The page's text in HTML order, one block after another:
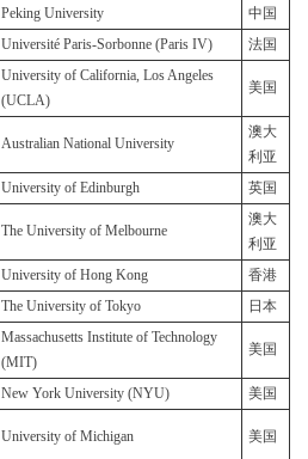
Peking University
中国
Université Paris-Sorbonne (Paris IV) 法国
University of California, Los Angeles
(UCLA)
美国
Australian National University
澳大
利亚
University of Edinburgh 英国
The University of Melbourne
澳大
利亚
University of Hong Kong
香港
The University of Tokyo 日本
Massachusetts Institute of Technology
(MIT)
美国
New York University (NYU) 美国
University of Michigan 美国